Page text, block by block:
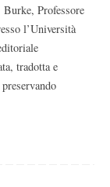
Professore
l’Università
tradotta e